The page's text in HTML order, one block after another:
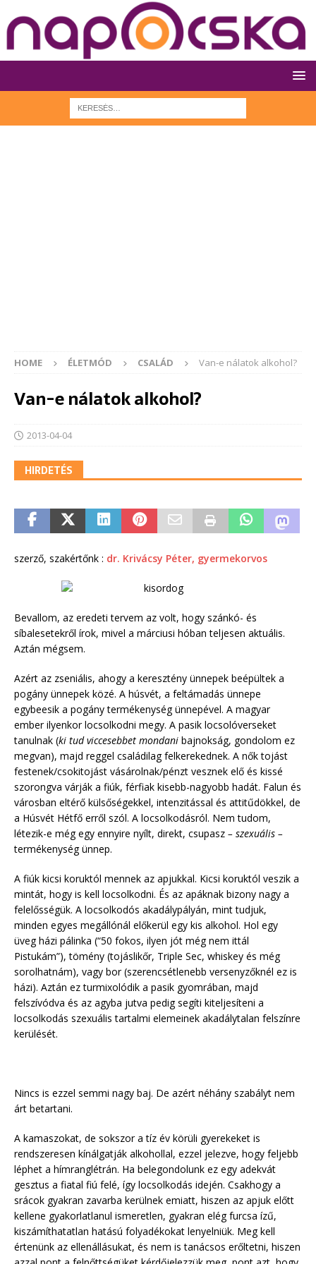
HOME ÉLETMÓD CSALÁD Van-e nálatok alkohol?
Van-e nálatok alkohol?
2013-04-04
HIRDETÉS
szerző, szakértőnk : dr. Krivácsy Péter, gyermekorvos
Bevallom, az eredeti tervem az volt, hogy szánkó- és
síbalesetekről írok, mivel a márciusi hóban teljesen aktuális.
Aztán mégsem.
Azért az zseniális, ahogy a keresztény ünnepek beépültek a
pogány ünnepek közé. A húsvét, a feltámadás ünnepe
egybeesik a pogány termékenység ünnepével. A magyar
ember ilyenkor locsolkodni megy. A pasik locsolóverseket
tanulnak (ki tud viccesebbet mondani bajnokság, gondolom ez
megvan), majd reggel családilag felkerekednek. A nők tojást
festenek/csokitojást vásárolnak/pénzt vesznek elő és kissé
szorongva várják a fiúk, férfiak kisebb-nagyobb hadát. Falun és
városban eltérő külsőségekkel, intenzitással és attitűdökkel, de
a Húsvét Hétfő erről szól. A locsolkodásról. Nem tudom,
létezik-e még egy ennyire nyílt, direkt, csupasz – szexuális –
termékenység ünnep.
A fiúk kicsi koruktól mennek az apjukkal. Kicsi koruktól veszik a
mintát, hogy is kell locsolkodni. És az apáknak bizony nagy a
felelősségük. A locsolkodós akadálypályán, mint tudjuk,
minden egyes megállónál előkerül egy kis alkohol. Hol egy
üveg házi pálinka (“50 fokos, ilyen jót még nem ittál
Pistukám”), tömény (tojáslikőr, Triple Sec, whiskey és még
sorolhatnám), vagy bor (szerencsétlenebb versenyzőknél ez is
házi). Aztán ez turmixolódik a pasik gyomrában, majd
felszívódva és az agyba jutva pedig segíti kiteljesíteni a
locsolkodás szexuális tartalmi elemeinek akadálytalan felszínre
kerülését.
Nincs is ezzel semmi nagy baj. De azért néhány szabályt nem
árt betartani.
A kamaszokat, de sokszor a tíz év körüli gyerekeket is
rendszeresen kínálgatják alkohollal, ezzel jelezve, hogy feljebb
léphet a hímranglétrán. Ha belegondolunk ez egy adekvát
gesztus a fiatal fiú felé, így locsolkodás idején. Csakhogy a
srácok gyakran zavarba kerülnek emiatt, hiszen az apjuk előtt
kellene gyakorlatlanul ismeretlen, gyakran elég furcsa ízű,
kiszámíthatatlan hatású folyadékokat lenyelniük. Meg kell
értenünk az ellenállásukat, és nem is tanácsos erőltetni, hiszen